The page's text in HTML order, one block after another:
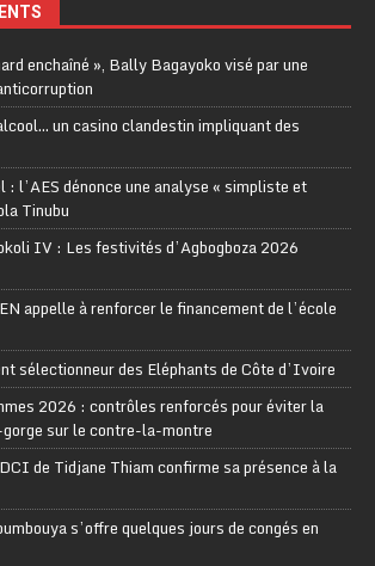
enchaîné », Bally Bagayoko visé par une
un casino clandestin impliquant des
: l’AES dénonce une analyse « simpliste et
Tinubu
IV : Les festivités d’Agbogboza 2026
appelle à renforcer le financement de l’école
sélectionneur des Eléphants de Côte d’Ivoire
2026 : contrôles renforcés pour éviter la
sur le contre-la-montre
de Tidjane Thiam confirme sa présence à la
s’offre quelques jours de congés en